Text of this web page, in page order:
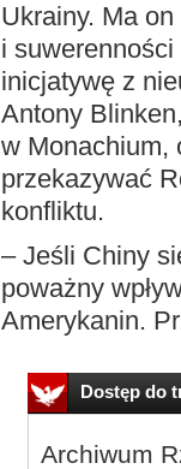
Ukrainy. Ma
i
inicjatywę z
Antony
w Monachium,
przekazywać
konfliktu.
– Jeśli Chiny
poważny
Amerykanin.
Dostęp do
Archiwum